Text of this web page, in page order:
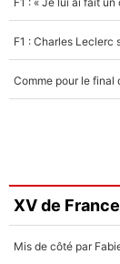
XV de France